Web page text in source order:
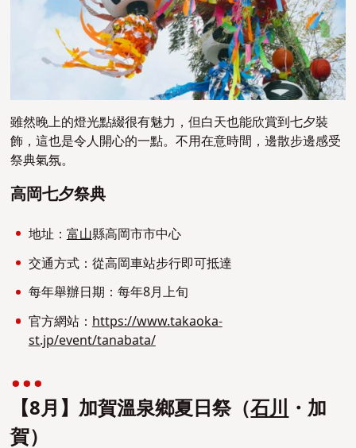
雖然晚上的燈光點綴很有魅力，但白天也能欣賞到七夕裝
飾，這也是令人開心的一點。不用在意時間，邊散步邊感受
祭典氣氛。
高岡七夕祭典
地址：富山縣高岡市市中心
交通方式：從高岡車站步行即可抵達
每年舉辦日期：每年8月上旬
官方網站：https://www.takaoka-
st.jp/event/tanabata/
【8月】加賀溫泉鄉夏日祭（石川・加
賀）